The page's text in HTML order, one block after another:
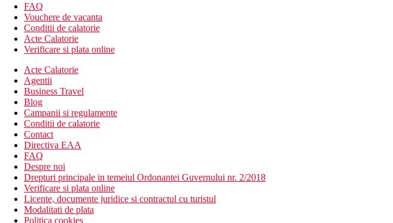
FAQ
Vouchere de vacanta
Conditii de calatorie
Acte Calatorie
Verificare si plata online
Acte Calatorie
Agentii
Business Travel
Blog
Campanii si regulamente
Conditii de calatorie
Contact
Directiva EAA
FAQ
Despre noi
Drepturi principale in temeiul Ordonantei Guvernului nr. 2/2018
Verificare si plata online
Licente, documente juridice si contractul cu turistul
Modalitati de plata
Politica cookies